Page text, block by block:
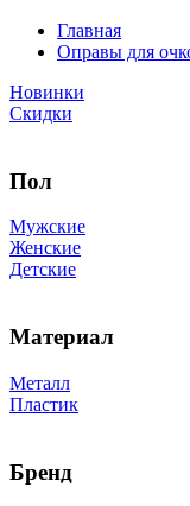
Главная
Оправы для
Новинки
Скидки
Пол
Мужские
Женские
Детские
Материал
Металл
Пластик
Бренд